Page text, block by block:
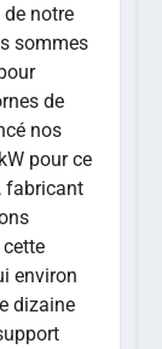
de notre
sommes
de
nos
pour ce
fabricant
environ
dizaine